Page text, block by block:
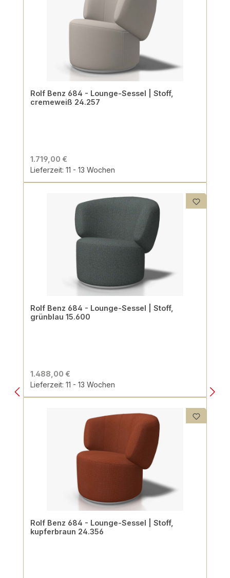
Rolf Benz 684 - Lounge-Sessel | Stoff,
cremeweiß 24.257
1.719,00 €
Lieferzeit: 11 - 13 Wochen
Rolf Benz 684 - Lounge-Sessel | Stoff,
grünblau 15.600
1.488,00 €
Lieferzeit: 11 - 13 Wochen
Rolf Benz 684 - Lounge-Sessel | Stoff,
kupferbraun 24.356